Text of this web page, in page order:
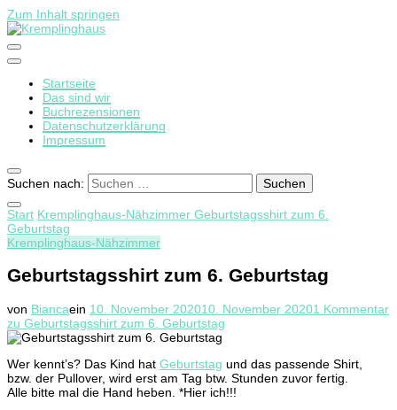
Zum Inhalt springen
Kremplinghaus
Startseite
Das sind wir
Buchrezensionen
Datenschutzerklärung
Impressum
Suchen nach:
Start Kremplinghaus-Nähzimmer Geburtstagsshirt zum 6.
Geburtstag
Kremplinghaus-Nähzimmer
Geburtstagsshirt zum 6. Geburtstag
von Biancaein 10. November 202010. November 20201 Kommentar
zu Geburtstagsshirt zum 6. Geburtstag
Wer kennt’s? Das Kind hat Geburtstag und das passende Shirt,
bzw. der Pullover, wird erst am Tag btw. Stunden zuvor fertig.
Alle bitte mal die Hand heben. *Hier ich!!!